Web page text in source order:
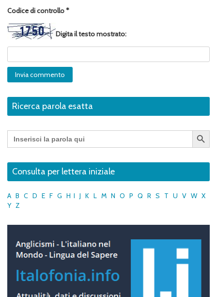
Codice di controllo*
Digita il testo mostrato:
Ricerca parola esatta
Search
for:
Search Button
Consulta per lettera iniziale
A B C D E F G H I J K L M N O P Q R S T U V W X
Y Z